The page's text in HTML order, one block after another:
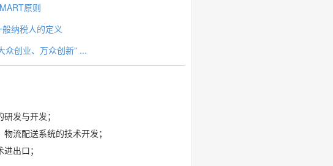
原则
般纳税人的定义
众创业、万众创新” ...
发与开发；
流配送系统的技术开发；
出口；